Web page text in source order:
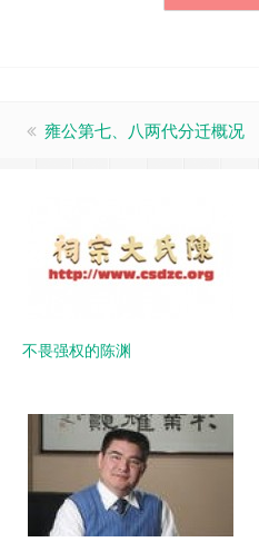
雍公第七、八两代分迁概况
不畏强权的陈渊